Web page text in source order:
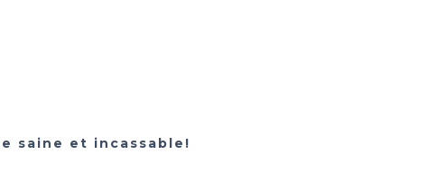
saine et incassable!